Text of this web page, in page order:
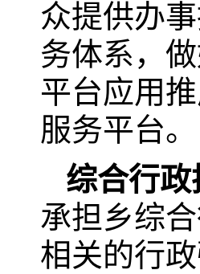
众提供办
务体系，
平台应用
服务平台。
综合行
承担乡综
相关的行